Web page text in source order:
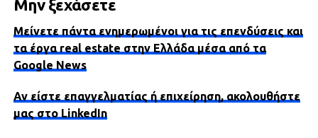
Μην ξεχάσετε
Μείνετε πάντα ενημερωμένοι για τις επενδύσεις και
τα έργα real estate στην Ελλάδα μέσα από τα
Google News
Αν είστε επαγγελματίας ή επιχείρηση, ακολουθήστε
μας στο LinkedIn